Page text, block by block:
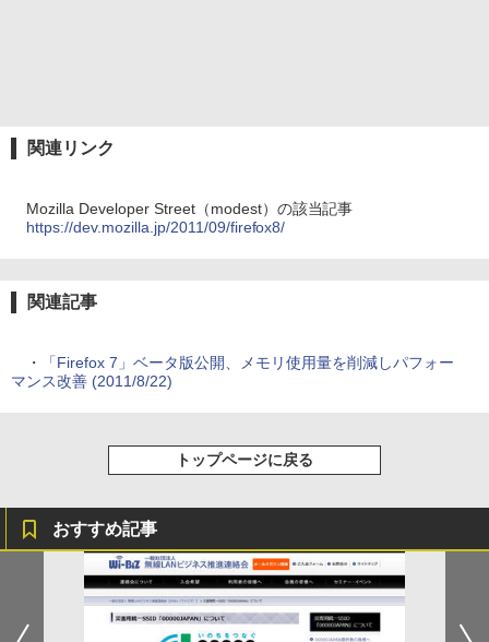
関連リンク
Mozilla Developer Street（modest）の該当記事
https://dev.mozilla.jp/2011/09/firefox8/
関連記事
・
「Firefox 7」ベータ版公開、メモリ使用量を削減しパフォー
マンス改善 (2011/8/22)
トップページに戻る
おすすめ記事